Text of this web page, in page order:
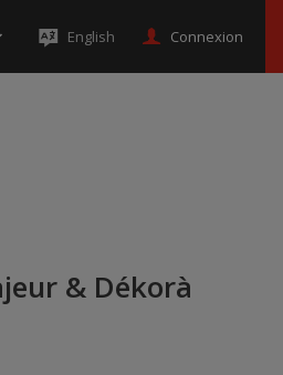
English Connexion
& Dékorà